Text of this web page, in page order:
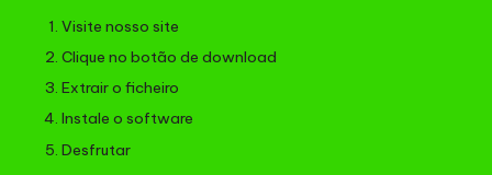
Visite nosso site
Clique no botão de download
Extrair o ficheiro
Instale o software
Desfrutar